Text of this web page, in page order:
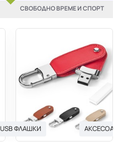
СВОБОДНО ВРЕМЕ И СПОРТ
USB ФЛАШКИ